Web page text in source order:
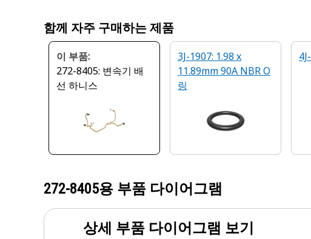
함께 자주 구매하는 제품
이 부품:
272-8405: 변속기 배
선 하니스
3J-1907: 1.98 x
11.89mm 90A NBR O
링
272-8405용 부품 다이어그램
상세 부품 다이어그램 보기